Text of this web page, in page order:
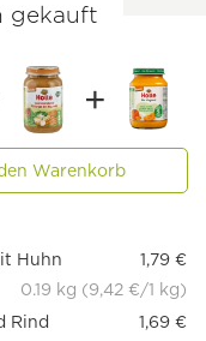
gekauft
Warenkorb
Huhn
1,79 €
0.19 kg (9,42 €/1 kg)
Rind
1,69 €